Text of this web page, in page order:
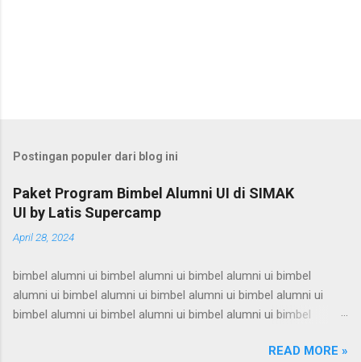
Postingan populer dari blog ini
Paket Program Bimbel Alumni UI di SIMAK
UI by Latis Supercamp
April 28, 2024
bimbel alumni ui bimbel alumni ui bimbel alumni ui bimbel
alumni ui bimbel alumni ui bimbel alumni ui bimbel alumni ui
bimbel alumni ui bimbel alumni ui bimbel alumni ui bimbel
bimbel alumni ui bimbel alumni ui bimbel alumni ui bimbel
READ MORE »